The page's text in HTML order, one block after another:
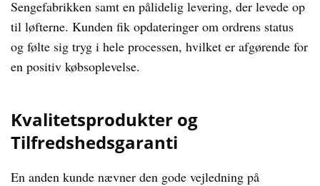
Sengefabrikken samt en pålidelig levering, der levede op
til løfterne. Kunden fik opdateringer om ordrens status
og følte sig tryg i hele processen, hvilket er afgørende for
en positiv købsoplevelse.
Kvalitetsprodukter og
Tilfredshedsgaranti
En anden kunde nævner den gode vejledning på